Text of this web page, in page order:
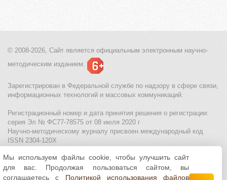
© 2008-2026, Сайт является официальным электронным научно-
методическим изданием.
Зарегистрирован в Федеральной службе по надзору в сфере связи,
информационных технологий и массовых коммуникаций.
Регистрационный номер и дата принятия решения о регистрации:
серия Эл № ФС77-78575 от 08 июля 2020 г
Научно-методическому журналу присвоен международный код
ISSN 2304-120X
МЦИТО|Школьные олимпиады и онлайн конкурсы для детей
Политика использования файлов cookie| Политика обработки и
защиты персональных данных
Мы используем файлы cookie, чтобы улучшить сайт
для вас. Продолжая пользоваться сайтом, вы
соглашаетесь с Политикой использования файлов